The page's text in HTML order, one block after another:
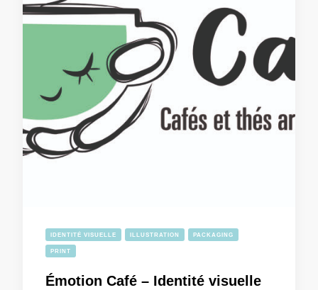
IDENTITÉ VISUELLE ILLUSTRATION PACKAGING
PRINT
Émotion Café – Identité visuelle